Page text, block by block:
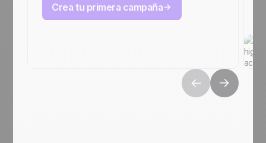
Crea tu primera campaña